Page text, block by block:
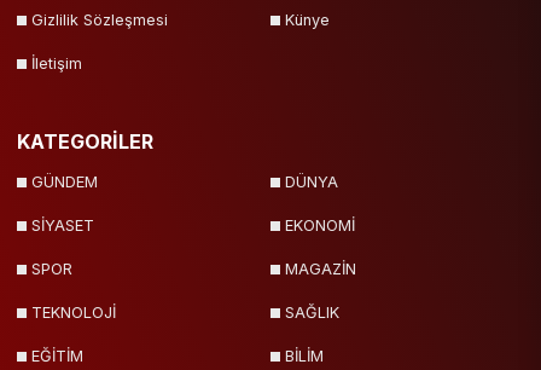
Gizlilik Sözleşmesi Künye
İletişim
KATEGORİLER
GÜNDEM DÜNYA
SİYASET EKONOMİ
SPOR MAGAZİN
TEKNOLOJİ SAĞLIK
EĞİTİM BİLİM